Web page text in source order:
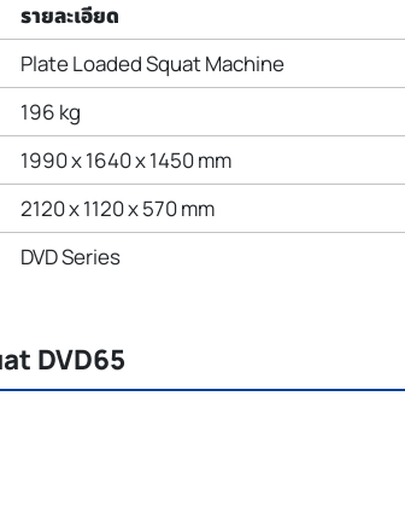
รายละเอียด
Plate Loaded Squat Machine
196 kg
1990 x 1640 x 1450 mm
2120 x 1120 x 570 mm
DVD Series
DVD65